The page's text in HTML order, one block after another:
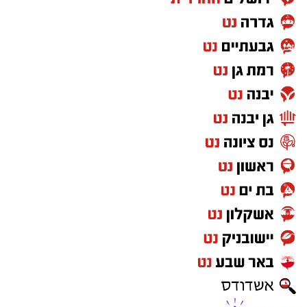
הקדושה לאדמור"י ורבני משפחת אבוחצירא תגן
בעדו, וכי יגדל ויאיר את עיני ישראל בתורה, יראת
שמים וחסידות.
משם פנה לחדר הסמוך לצורך הדלקת נרות לכבוד
התנא רשב"י.
בהמשך המעמד ערכו המשתתפים ברכת "לחיים",
ובמסגרתה בירך הגר"ש טולידאנו את הקהל
בברכת לחיים טובים ולשלום.
יצוין כי ביום הילולה זה פקדו את ציון התנא רשב"י
אלפים רבים של מבקרים ונופשים, כאשר שוטרים
וסדרנים הכווינו את התנועה בכל הדרכים
המובילות לציון הקדוש.
כמו כן, כל רחבת הציון כוסתה ביריעות הצללה
ענקיות במטרה להקל על האלפים הפוקדים את
המקום בימים חמים אלו.